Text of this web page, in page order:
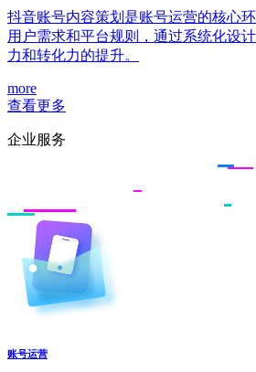
抖音账号内容策划是账号运营的核心
用户需求和平台规则，通过系统化设
力和转化力的提升。
more
查看更多
企业服务
账号运营